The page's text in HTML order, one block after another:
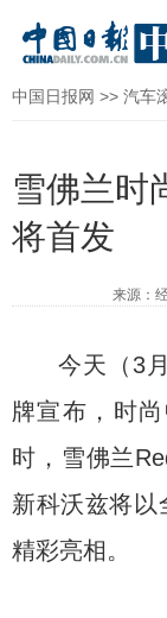
中国日报网 >> 汽车
雪佛兰时
将首发
来源：
今天（3
牌宣布，时
时，雪佛兰
新科沃兹将以
精彩亮相。